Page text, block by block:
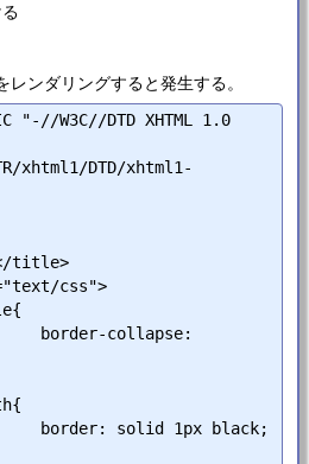
ンダリングすると発生する。
"-//W3C//DTD XHTML 1.0
xhtml1/DTD/xhtml1-